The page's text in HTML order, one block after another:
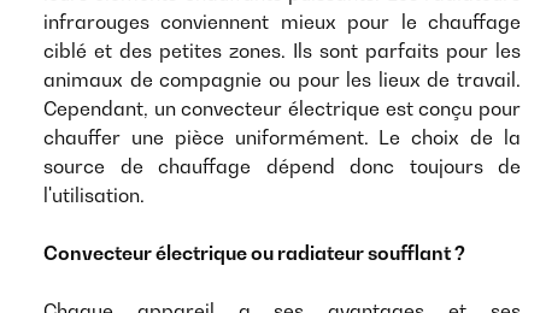
infrarouges conviennent mieux pour le chauffage
ciblé et des petites zones. Ils sont parfaits pour les
animaux de compagnie ou pour les lieux de travail.
Cependant, un convecteur électrique est conçu pour
chauffer une pièce uniformément. Le choix de la
source de chauffage dépend donc toujours de
l'utilisation.
Convecteur électrique ou radiateur soufflant ?